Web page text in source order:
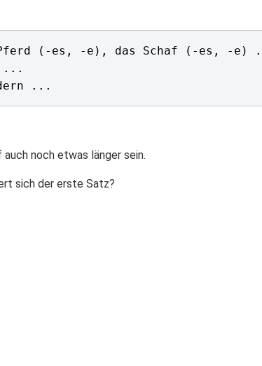
noch etwas länger sein.
sich der erste Satz?